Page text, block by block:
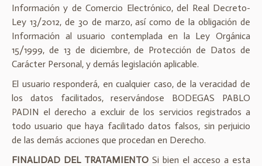
Información y de Comercio Electrónico, del Real Decreto-
Ley 13/2012, de 30 de marzo, así como de la obligación de
Información al usuario contemplada en la Ley Orgánica
15/1999, de 13 de diciembre, de Protección de Datos de
Carácter Personal, y demás legislación aplicable.
El usuario responderá, en cualquier caso, de la veracidad de
los datos facilitados, reservándose BODEGAS PABLO
PADIN el derecho a excluir de los servicios registrados a
todo usuario que haya facilitado datos falsos, sin perjuicio
de las demás acciones que procedan en Derecho.
FINALIDAD DEL TRATAMIENTO Si bien el acceso a esta